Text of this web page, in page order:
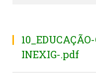
INEXIG-.pdf